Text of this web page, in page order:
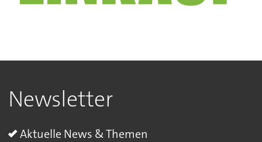
Newsletter
Aktuelle News & Themen